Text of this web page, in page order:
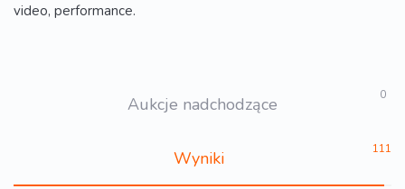
video, performance.
Aukcje nadchodzące 0
Wyniki 111